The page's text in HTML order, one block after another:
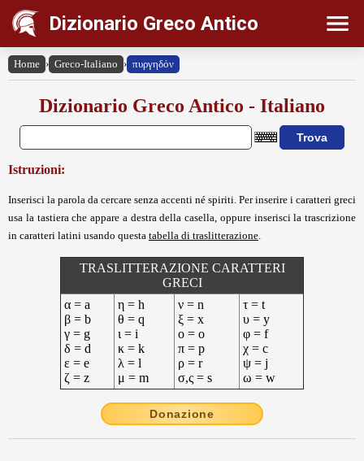
Dizionario Greco Antico
Home › Greco-Italiano › πυργηδόν
Dizionario Greco Antico - Italiano
Istruzioni:
Inserisci la parola da cercare senza accenti né spiriti. Per inserire i caratteri greci
usa la tastiera che appare a destra della casella, oppure inserisci la trascrizione
in caratteri latini usando questa tabella di traslitterazione
TRASLITTERAZIONE CARATTERI
GRECI
α = a
β = b
γ = g
δ = d
ε = e
ζ = z
η = h
θ = q
ι = i
κ = k
λ = l
μ = m
ν = n
ξ = x
ο = o
π = p
ρ = r
σ,ς = s
τ = t
υ = y
φ = f
χ = c
ψ = j
ω = w
Donazione